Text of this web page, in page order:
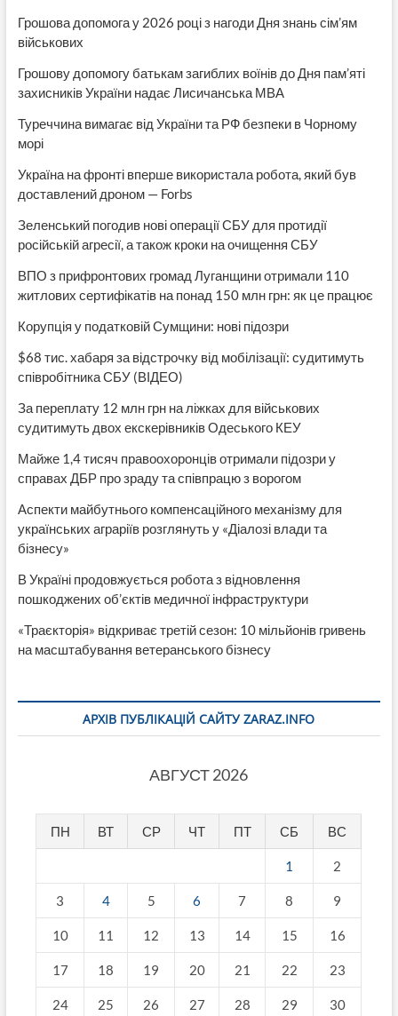
Грошова допомога у 2026 році з нагоди Дня знань сім’ям
військових
Грошову допомогу батькам загиблих воїнів до Дня пам’яті
захисників України надає Лисичанська МВА
Туреччина вимагає від України та РФ безпеки в Чорному
морі
Україна на фронті вперше використала робота, який був
доставлений дроном — Forbs
Зеленський погодив нові операції СБУ для протидії
російській агресії, а також кроки на очищення СБУ
ВПО з прифронтових громад Луганщини отримали 110
житлових сертифікатів на понад 150 млн грн: як це працює
Корупція у податковій Сумщини: нові підозри
$68 тис. хабаря за відстрочку від мобілізації: судитимуть
співробітника СБУ (ВІДЕО)
За переплату 12 млн грн на ліжках для військових
судитимуть двох екскерівників Одеського КЕУ
Майже 1,4 тисяч правоохоронців отримали підозри у
справах ДБР про зраду та співпрацю з ворогом
Аспекти майбутнього компенсаційного механізму для
українських аграріїв розглянуть у «Діалозі влади та
бізнесу»
В Україні продовжується робота з відновлення
пошкоджених об’єктів медичної інфраструктури
«Траєкторія» відкриває третій сезон: 10 мільйонів гривень
на масштабування ветеранського бізнесу
АРХІВ ПУБЛІКАЦІЙ САЙТУ ZARAZ.INFO
АВГУСТ 2026
ПН ВТ СР ЧТ ПТ СБ ВС
1 2
3 4 5 6 7 8 9
10 11 12 13 14 15 16
17 18 19 20 21 22 23
24 25 26 27 28 29 30